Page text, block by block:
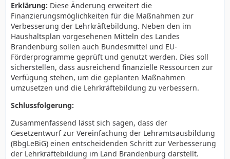
Erklärung: Diese Änderung erweitert die
Finanzierungsmöglichkeiten für die Maßnahmen zur
Verbesserung der Lehrkräftebildung. Neben den im
Haushaltsplan vorgesehenen Mitteln des Landes
Brandenburg sollen auch Bundesmittel und EU-
Förderprogramme geprüft und genutzt werden. Dies soll
sicherstellen, dass ausreichend finanzielle Ressourcen zur
Verfügung stehen, um die geplanten Maßnahmen
umzusetzen und die Lehrkräftebildung zu verbessern.
Schlussfolgerung:
Zusammenfassend lässt sich sagen, dass der
Gesetzentwurf zur Vereinfachung der Lehramtsausbildung
(BbgLeBiG) einen entscheidenden Schritt zur Verbesserung
der Lehrkräftebildung im Land Brandenburg darstellt.